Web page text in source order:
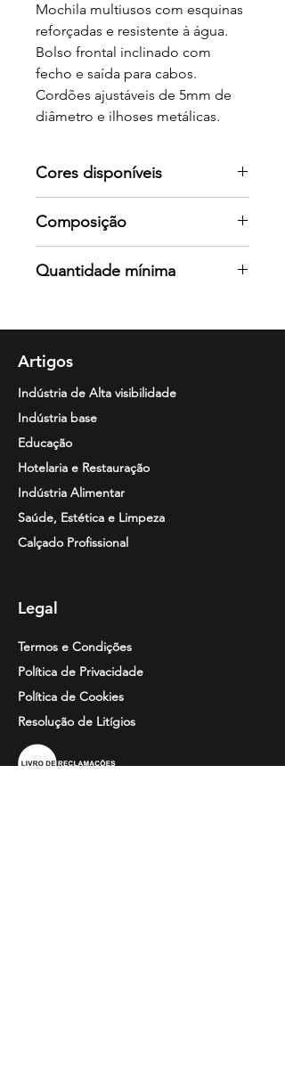
Mochila multiusos com esquinas
reforçadas e resistente à água.
Bolso frontal inclinado com
fecho e saída para cabos.
Cordões ajustáveis de 5mm de
diâmetro e ilhoses metálicas.
Cores disponíveis
cores
Composição
Quantidade mínima
Artigos
Indústria de Alta visibilidade
Indústria base
Educação
Hotelaria e Restauração
Indústria Alimentar
Saúde, Estética e Limpeza
Calçado Profissional
Legal
Termos e Condições
Política de Privacidade
Política de Cookies
Resolução de Litígios